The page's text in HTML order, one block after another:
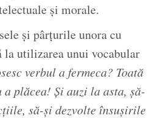
și morale.
și pârțurile unora cu
utilizarea unui vocabular
verbul a fermeca? Toată
a plăcea! Și auzi la asta, șă-
să-și dezvolte însușirile